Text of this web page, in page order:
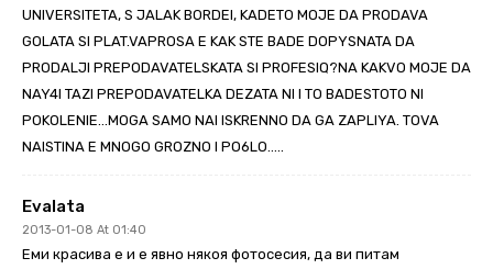
UNIVERSITETA, S JALAK BORDEI, KADETO MOJE DA PRODAVA
GOLATA SI PLAT.VAPROSA E KAK STE BADE DOPYSNATA DA
PRODALJI PREPODAVATELSKATA SI PROFESIQ?NA KAKVO MOJE DA
NAY4I TAZI PREPODAVATELKA DEZATA NI I TO BADESTOTO NI
POKOLENIE…MOGA SAMO NAI ISKRENNO DA GA ZAPLIYA. TOVA
NAISTINA E MNOGO GROZNO I PO6LO…..
Evalata
2013-01-08 At 01:40
Еми красива е и е явно някоя фотосесия, да ви питам